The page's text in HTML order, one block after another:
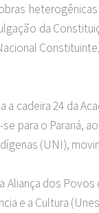
da
cadeira 24 da
para o Paraná,
(UNI),
dos
e a Cultura